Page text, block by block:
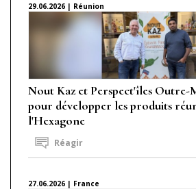
29.06.2026 | Réunion
Nout Kaz et Perspect'îles Outre-
pour développer les produits
l'Hexagone
Réagir
27.06.2026 | France